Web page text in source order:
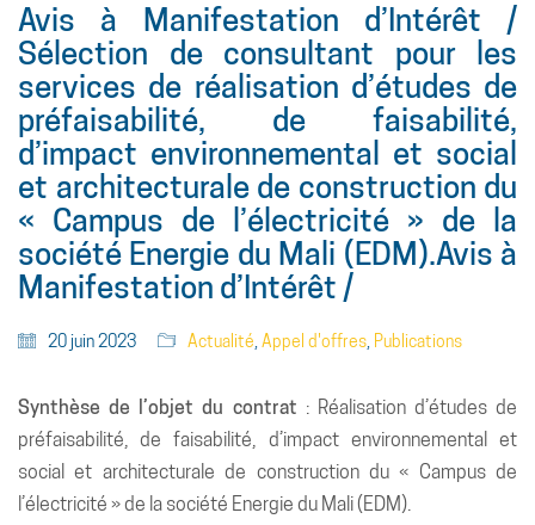
Avis à Manifestation d’Intérêt /
Sélection de consultant pour les
services de réalisation d’études de
préfaisabilité, de faisabilité,
d’impact environnemental et social
et architecturale de construction du
« Campus de l’électricité » de la
société Energie du Mali (EDM).Avis à
Manifestation d’Intérêt /
20 juin 2023 Actualité,Appel d'offres, Publications
Synthèse de l’objet du contrat : Réalisation d’études de
préfaisabilité, de faisabilité, d’impact environnemental et
social et architecturale de construction du « Campus de
l’électricité » de la société Energie du Mali (EDM).